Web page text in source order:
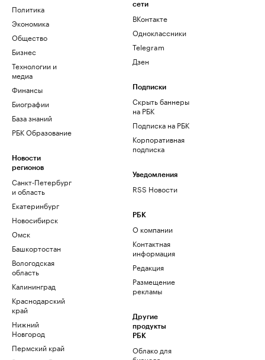
Политика
Экономика
Общество
Бизнес
Технологии и
медиа
Финансы
Биографии
База знаний
РБК Образование
Новости
регионов
Санкт-Петербург
и область
Екатеринбург
Новосибирск
Омск
Башкортостан
Вологодская
область
Калининград
Краснодарский
край
Нижний
Новгород
Пермский край
сети
ВКонтакте
Одноклассники
Telegram
Дзен
Подписки
Скрыть баннеры
на РБК
Подписка на РБК
Корпоративная
подписка
Уведомления
RSS Новости
РБК
О компании
Контактная
информация
Редакция
Размещение
рекламы
Другие
продукты
РБК
Облако для